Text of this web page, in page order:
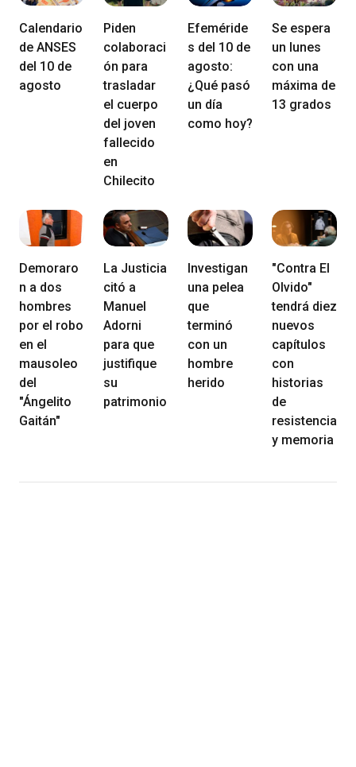
Calendario
de ANSES
del 10 de
agosto
Piden
colaboraci
ón para
trasladar
el cuerpo
del joven
fallecido
en
Chilecito
Efeméride
s del 10 de
agosto:
¿Qué pasó
un día
como hoy?
Se espera
un lunes
con una
máxima de
13 grados
Demoraro
n a dos
hombres
por el robo
en el
mausoleo
del
"Ángelito
Gaitán"
La Justicia
citó a
Manuel
Adorni
para que
justifique
su
patrimonio
Investigan
una pelea
que
terminó
con un
hombre
herido
"Contra El
Olvido"
tendrá diez
nuevos
capítulos
con
historias
de
resistencia
y memoria